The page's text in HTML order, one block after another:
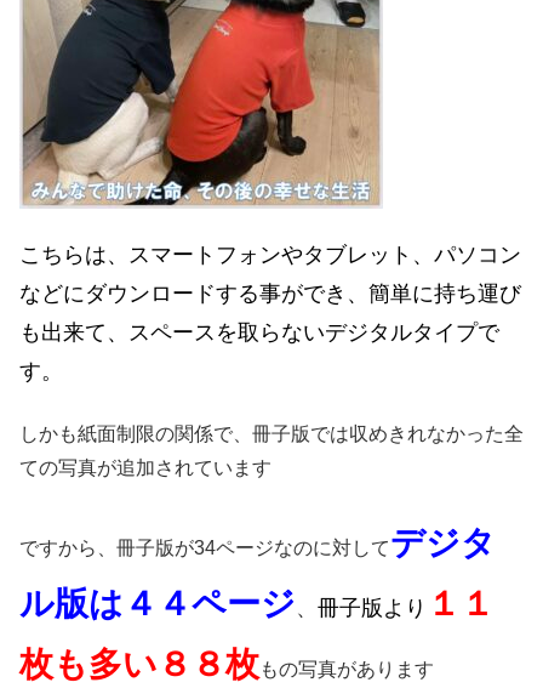
こちらは、スマートフォンやタブレット、パソコン
などにダウンロードする事ができ、簡単に持ち運び
も出来て、スペースを取らないデジタルタイプで
す。
しかも紙面制限の関係で、冊子版では収めきれなかった全
ての写真が追加されています
ですから、冊子版が34ページなのに対してデジタ
ル版は４４ページ 、 冊子版より １１
枚も多い８８枚もの写真があります